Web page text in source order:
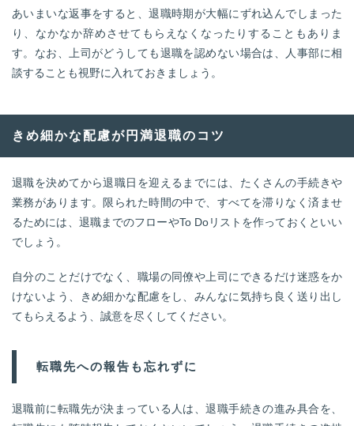
あいまいな返事をすると、退職時期が大幅にずれ込んでしまった
り、なかなか辞めさせてもらえなくなったりすることもありま
す。なお、上司がどうしても退職を認めない場合は、人事部に相
談することも視野に入れておきましょう。
きめ細かな配慮が円満退職のコツ
退職を決めてから退職日を迎えるまでには、たくさんの手続きや
業務があります。限られた時間の中で、すべてを滞りなく済ませ
るためには、退職までのフローやTo Doリストを作っておくといい
でしょう。
自分のことだけでなく、職場の同僚や上司にできるだけ迷惑をか
けないよう、きめ細かな配慮をし、みんなに気持ち良く送り出し
てもらえるよう、誠意を尽くしてください。
転職先への報告も忘れずに
退職前に転職先が決まっている人は、退職手続きの進み具合を、